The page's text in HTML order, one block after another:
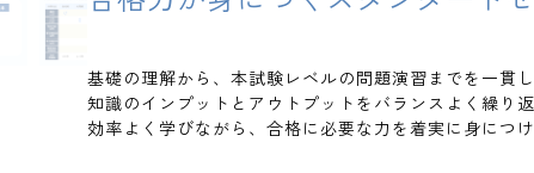
基礎の理解から、本試験レベルの問題演習までを一貫
知識のインプットとアウトプットをバランスよく繰り
効率よく学びながら、合格に必要な力を着実に身につけ